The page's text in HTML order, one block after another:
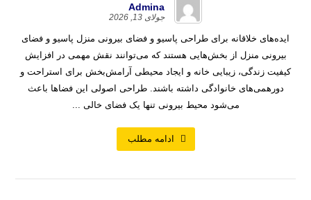
Admina
جولای 13, 2026
ایده‌های خلاقانه برای طراحی پاسیو و فضای بیرونی منزل پاسیو و فضای
بیرونی منزل از بخش‌هایی هستند که می‌توانند نقش مهمی در افزایش
کیفیت زندگی، زیبایی خانه و ایجاد محیطی آرامش‌بخش برای استراحت و
دورهمی‌های خانوادگی داشته باشند. طراحی اصولی این فضاها باعث
می‌شود محیط بیرونی تنها یک فضای خالی ...
ادامه مطلب